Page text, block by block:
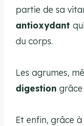
partie de sa
antioxydant
du corps.
Les agrumes,
digestion grâce
Et enfin, grâce